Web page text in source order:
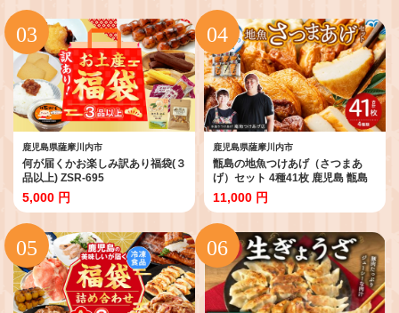
鹿児島県薩摩川内市
何が届くかお楽しみ訳あり福袋(３
品以上) ZSR-695
5,000 円
鹿児島県薩摩川内市
甑島の地魚つけあげ（さつまあ
げ）セット 4種41枚 鹿児島 甑島
さつま揚げ 島の味 新鮮 魚介 魚 地
魚 AS-388
11,000 円